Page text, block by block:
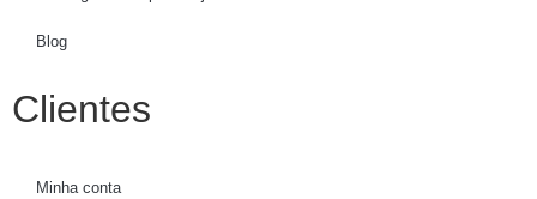
Blog
Clientes
Minha conta